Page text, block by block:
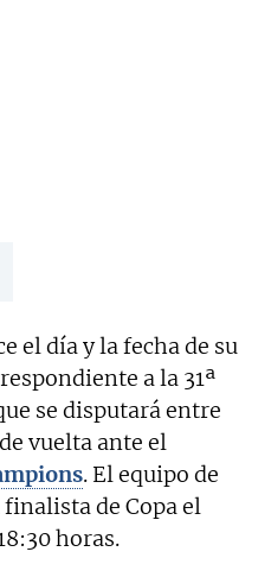
el día y la fecha de su
a la 31ª
se disputará entre
vuelta ante el
. El equipo de
de Copa el
horas.